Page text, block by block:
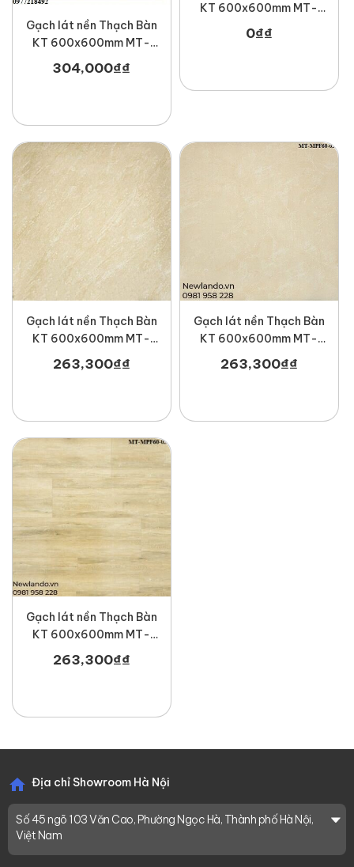
Gạch lát nền Thạch Bàn
KT 600x600mm MT-
BDN60-625
304,000₫₫
KT 600x600mm MT-
BDN604
0₫₫
Gạch lát nền Thạch Bàn
KT 600x600mm MT-
MPF60-016
263,300₫₫
Gạch lát nền Thạch Bàn
KT 600x600mm MT-
MPF60-026
263,300₫₫
Gạch lát nền Thạch Bàn
KT 600x600mm MT-
MPF60-036
263,300₫₫
Địa chỉ Showroom Hà Nội
Số 45 ngõ 103 Văn Cao, Phường Ngọc Hà, Thành phố Hà Nội,
Việt Nam